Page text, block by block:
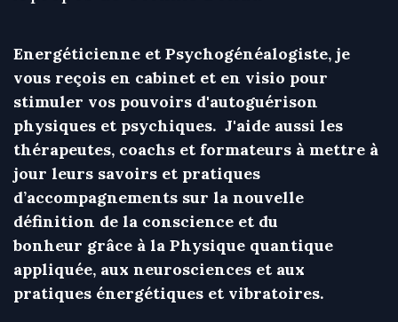
Energéticienne et Psychogénéalogiste, je
vous reçois en cabinet et en visio pour
stimuler vos pouvoirs d'autoguérison
physiques et psychiques. J'aide aussi les
thérapeutes, coachs et formateurs à mettre à
jour leurs savoirs et pratiques
d’accompagnements sur la nouvelle
définition de la conscience et du
bonheur grâce à la Physique quantique
appliquée, aux neurosciences et aux
pratiques énergétiques et vibratoires.